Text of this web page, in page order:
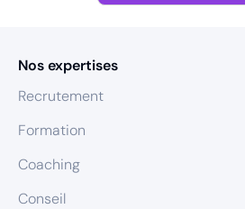
Nos expertises
Recrutement
Formation
Coaching
Conseil